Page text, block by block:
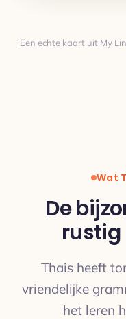
VERTALING
Een echte kaart uit My
Wat
De
rustig
Thais heeft
vriendelijke
het leren